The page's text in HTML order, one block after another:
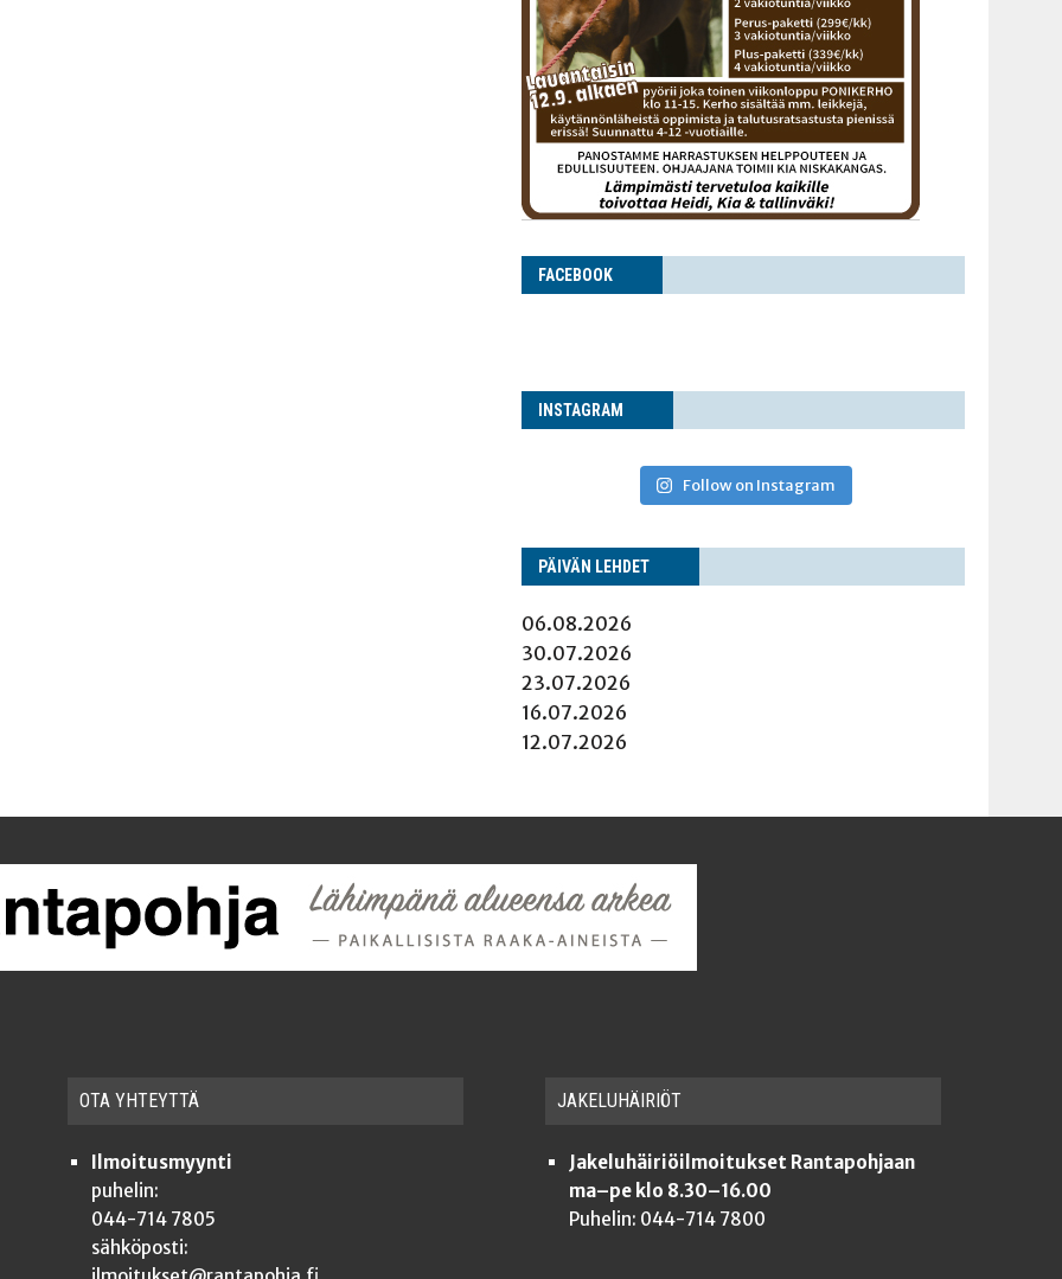
FACE­BOOK
INS­TA­GRAM
Follow on Instagram
PÄI­VÄN LEHDET
06.08.2026
30.07.2026
23.07.2026
16.07.2026
12.07.2026
OTA YHTEYT­TÄ
Ilmoitusmyynti
puhelin:
044-714 7805
sähköposti:
JAKE­LU­HÄI­RIÖT
Jakeluhäiriöilmoitukset Rantapohjaan
ma–pe klo 8.30–16.00
Puhelin: 044-714 7800